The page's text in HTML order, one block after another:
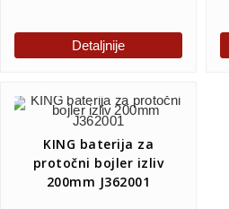
Detaljnije
KING baterija za
protočni bojler izliv
200mm J362001